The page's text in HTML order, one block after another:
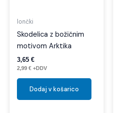
lončki
Skodelica z božičnim
motivom Arktika
3,65 €
2,99 € +DDV
Dodaj v košarico